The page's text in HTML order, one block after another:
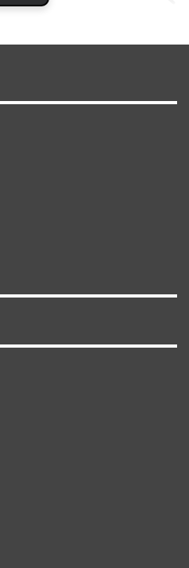
किया गया था। इस योजना
वाले छोटे किसान परिवारों
बराबर किस्‍तों में
जाती है।